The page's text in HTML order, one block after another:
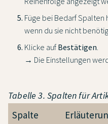
Füge bei Bedarf
wenn du sie nicht
Klicke auf Bestätigen.
→ Die Einstellungen
Tabelle 3. Spalten für
Spalte